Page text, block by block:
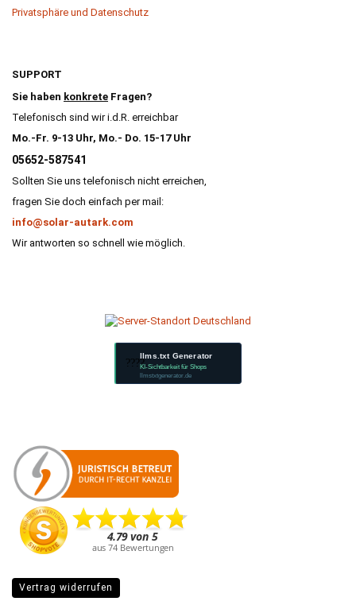
Privatsphäre und Datenschutz
SUPPORT
Sie haben konkrete Fragen?
Telefonisch sind wir i.d.R. erreichbar
Mo.-Fr. 9-13 Uhr, Mo.- Do. 15-17 Uhr
05652-587541
Sollten Sie uns telefonisch nicht erreichen,
fragen Sie doch einfach per mail:
info@solar-autark.com
Wir antworten so schnell wie möglich.
????
llms.txt Generator
KI-Sichtbarkeit für Shops
llmstxtgenerator.de
Vertrag widerrufen